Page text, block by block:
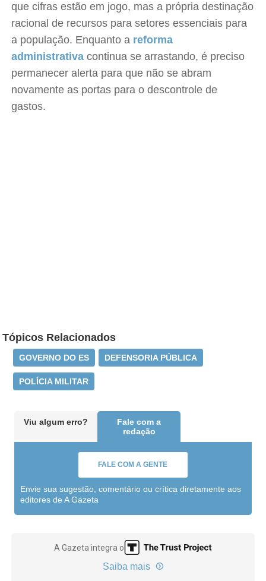
que cifras estão em jogo, mas a própria destinação
racional de recursos para setores essenciais para
a população. Enquanto a reforma
administrativa continua se arrastando, é preciso
permanecer alerta para que não se abram
novamente as portas para o descontrole de
gastos.
Tópicos Relacionados
GOVERNO DO ES DEFENSORIA PÚBLICA
POLÍCIA MILITAR
Viu algum erro?
Fale com a
redação
FALE COM A GENTE
Envie sua sugestão, comentário ou crítica diretamente aos
editores de A Gazeta
A Gazeta integra o
Saiba mais